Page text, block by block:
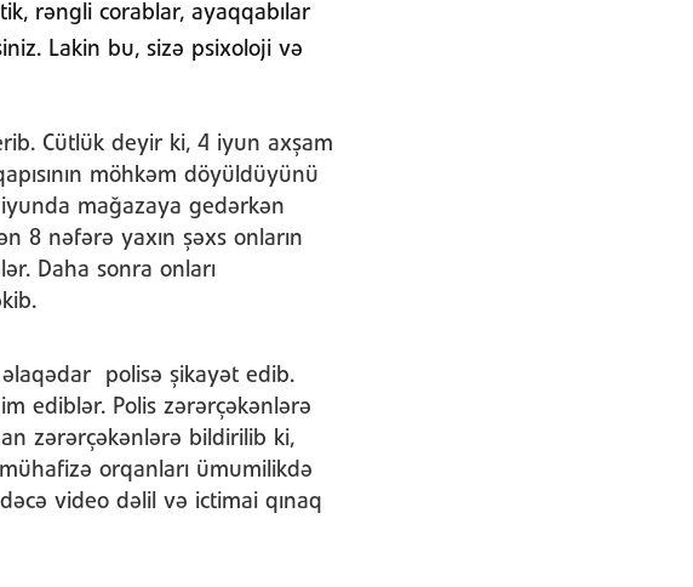
rəngli corablar, ayaqqabılar
Lakin bu, sizə psixoloji və
Cütlük deyir ki, 4 iyun axşam
möhkəm döyüldüyünü
iyunda mağazaya gedərkən
8 nəfərə yaxın şəxs onların
Daha sonra onları
polisə şikayət edib.
ediblər. Polis zərərçəkənlərə
zərərçəkənlərə bildirilib ki,
orqanları ümumilikdə
video dəlil və ictimai qınaq